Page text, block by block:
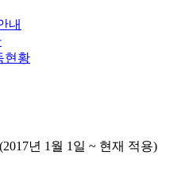
내
현황
년 1월 1일 ~ 현재 적용)